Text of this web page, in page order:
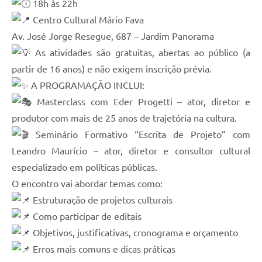
18h às 22h
Centro Cultural Mário Fava
Av. José Jorge Resegue, 687 – Jardim Panorama
As atividades são gratuitas, abertas ao público (a
partir de 16 anos) e não exigem inscrição prévia.
A PROGRAMAÇÃO INCLUI:
Masterclass com Eder Progetti – ator, diretor e
produtor com mais de 25 anos de trajetória na cultura.
Seminário Formativo “Escrita de Projeto” com
Leandro Maurício – ator, diretor e consultor cultural
especializado em políticas públicas.
O encontro vai abordar temas como:
Estruturação de projetos culturais
Como participar de editais
Objetivos, justificativas, cronograma e orçamento
Erros mais comuns e dicas práticas